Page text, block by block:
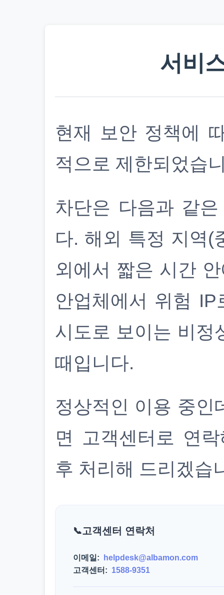
서비
현재 보안 정책에
적으로 제한되었습
차단은 다음과 같
다. 해외 특정 지역(
외에서 짧은 시간
안업체에서 위험
시도로 보이는 비정
때입니다.
정상적인 이용 중인
면 고객센터로 연
후 처리해 드리겠습
고객센터 연락처
이메일:
helpdesk@albamon.com
고객센터: 1588-9351